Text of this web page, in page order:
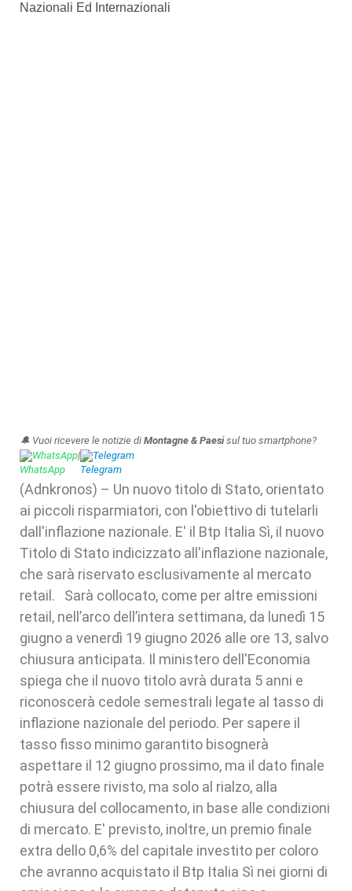
Nazionali Ed Internazionali
🔔 Vuoi ricevere le notizie di Montagne & Paesisul tuo smartphone?
WhatsApp| Telegram
(Adnkronos) – Un nuovo titolo di Stato, orientato
ai piccoli risparmiatori, con l'obiettivo di tutelarli
dall'inflazione nazionale. E' il Btp Italia Sì, il nuovo
Titolo di Stato indicizzato all'inflazione nazionale,
che sarà riservato esclusivamente al mercato
retail. Sarà collocato, come per altre emissioni
retail, nell’arco dell’intera settimana, da lunedì 15
giugno a venerdì 19 giugno 2026 alle ore 13, salvo
chiusura anticipata. Il ministero dell'Economia
spiega che il nuovo titolo avrà durata 5 anni e
riconoscerà cedole semestrali legate al tasso di
inflazione nazionale del periodo. Per sapere il
tasso fisso minimo garantito bisognerà
aspettare il 12 giugno prossimo, ma il dato finale
potrà essere rivisto, ma solo al rialzo, alla
chiusura del collocamento, in base alle condizioni
di mercato. E' previsto, inoltre, un premio finale
extra dello 0,6% del capitale investito per coloro
che avranno acquistato il Btp Italia Sì nei giorni di